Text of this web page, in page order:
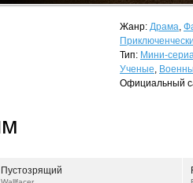
Жанр: Драма,
Тип: Мини-
Ученые,
Официальный
Пустозрящий